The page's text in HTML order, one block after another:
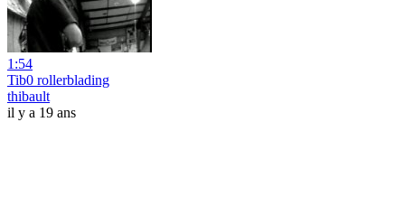
1:54
Tib0 rollerblading
thibault
il y a 19 ans